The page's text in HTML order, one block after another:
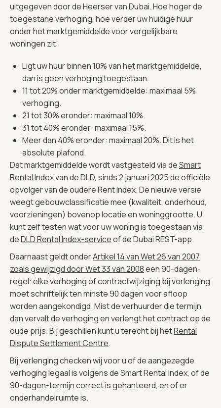
uitgegeven door de Heerser van Dubai. Hoe hoger de
toegestane verhoging, hoe verder uw huidige huur
onder het marktgemiddelde voor vergelijkbare
woningen zit:
Ligt uw huur binnen 10% van het marktgemiddelde,
dan is geen verhoging toegestaan.
11 tot 20% onder marktgemiddelde: maximaal 5%
verhoging.
21 tot 30% eronder: maximaal 10%.
31 tot 40% eronder: maximaal 15%.
Meer dan 40% eronder: maximaal 20%. Dit is het
absolute plafond.
Dat marktgemiddelde wordt vastgesteld via deSmart
Rental Indexvan de DLD, sinds 2 januari 2025 de officiële
opvolger van de oudere Rent Index. De nieuwe versie
weegt gebouwclassificatie mee (kwaliteit, onderhoud,
voorzieningen) bovenop locatie en woninggrootte. U
kunt zelf testen wat voor uw woning is toegestaan via
deDLD Rental Index-serviceof de Dubai REST-app.
Daarnaast geldt onderArtikel 14 van Wet 26 van 2007
zoals gewijzigd door Wet 33 van 2008een 90-dagen-
regel: elke verhoging of contractwijziging bij verlenging
moet schriftelijk ten minste 90 dagen voor afloop
worden aangekondigd. Mist de verhuurder die termijn,
dan vervalt de verhoging en verlengt het contract op de
oude prijs. Bij geschillen kunt u terecht bij hetRental
Dispute Settlement Centre.
Bij verlenging checken wij voor u of de aangezegde
verhoging legaal is volgens de Smart Rental Index, of de
90-dagen-termijn correct is gehanteerd, en of er
onderhandelruimte is.